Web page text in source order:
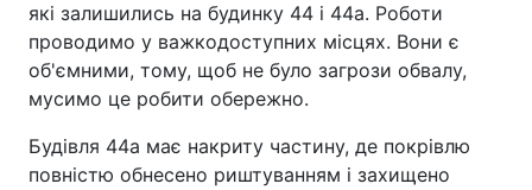
які залишились на будинку 44 і 44а. Роботи
проводимо у важкодоступних місцях. Вони є
об'ємними, тому, щоб не було загрози обвалу,
мусимо це робити обережно.
Будівля 44а має накриту частину, де покрівлю
повністю обнесено риштуванням і захищено